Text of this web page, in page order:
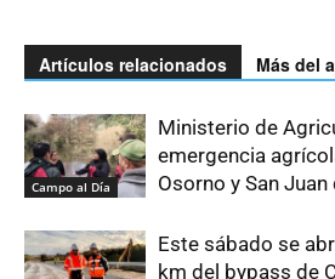
Artículos relacionados Más del
Campo al Día
Ministerio de
emergencia
Osorno y San
Este sábado se
km del bypass de